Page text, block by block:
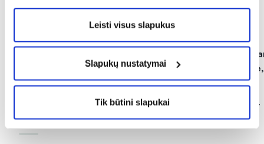
Leisti visus slapukus
Slapukų nustatymai
Tik būtini slapukai
nuo skausmo nepakaks
Skaityti daugiau
Dezodorantas ar
Vaistininkė
pasirinkti